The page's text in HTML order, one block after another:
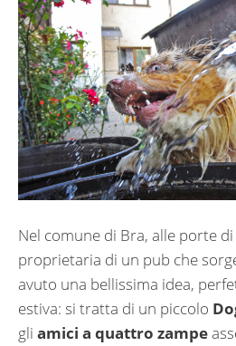
Nel comune di Bra, alle porte
proprietaria di un pub che
avuto una bellissima idea,
estiva: si tratta di un piccolo
gli amici a quattro zampe